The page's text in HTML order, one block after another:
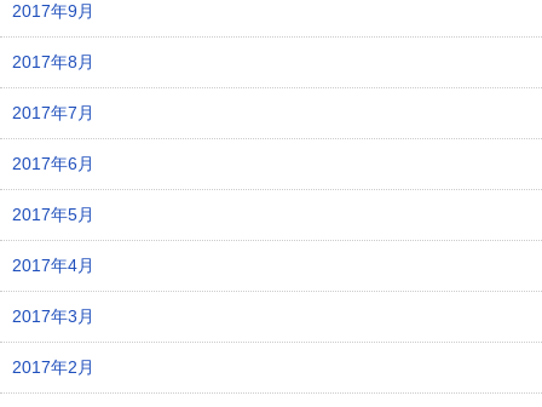
2017年9月
2017年8月
2017年7月
2017年6月
2017年5月
2017年4月
2017年3月
2017年2月